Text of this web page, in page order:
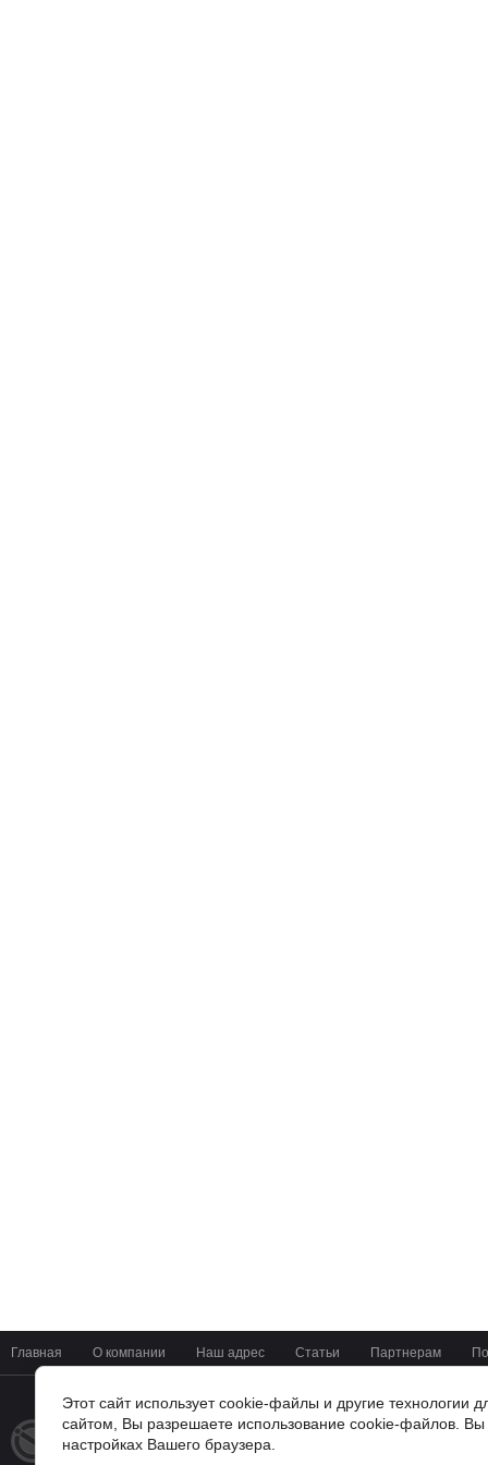
Главная О компании Наш адрес Статьи Партнерам
© 2014 - 2026
Мир Цифровых Систем
+7(4722) 37-42-01
Этот сайт использует cookie-файлы и другие технологии
сайтом, Вы разрешаете использование cookie-файлов.
настройках Вашего браузера.